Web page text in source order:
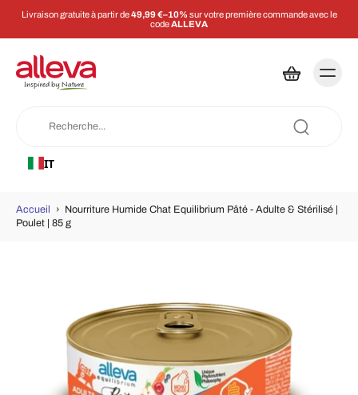
Livraison gratuite à partir de49,99 €–10% sur votre première commande avec le
codeALLEVA
IT
Accueil › Nourriture Humide Chat Equilibrium Pâté - Adulte & Stérilisé |
Poulet | 85 g